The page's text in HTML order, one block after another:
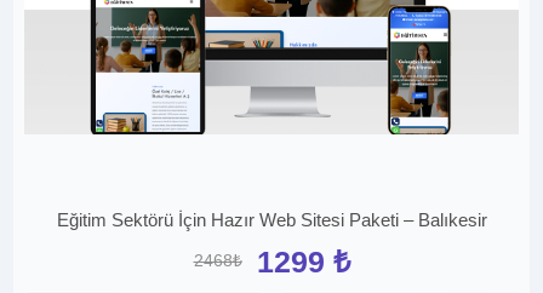
Eğitim Sektörü İçin Hazır Web Sitesi Paketi – Balıkesir
2468₺ 1299 ₺